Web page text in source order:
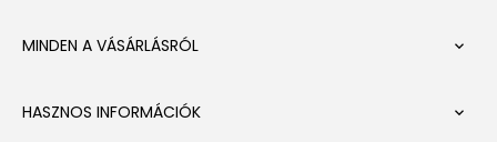
MINDEN A VÁSÁRLÁSRÓL 
HASZNOS INFORMÁCIÓK 